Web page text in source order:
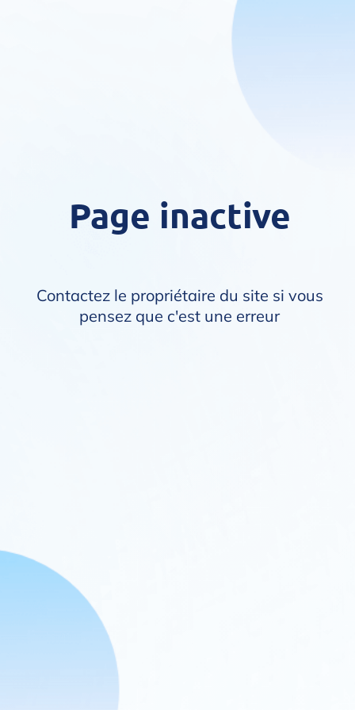
Page inactive
Contactez le propriétaire du site si vous
pensez que c'est une erreur